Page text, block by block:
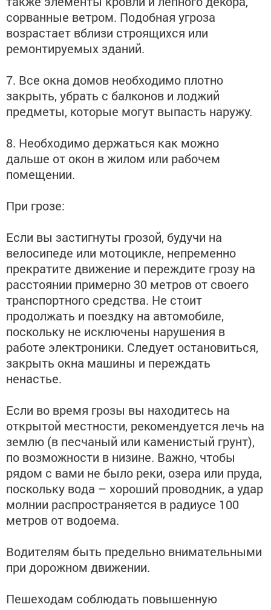
сорванные ветром. Подобная угроза
возрастает вблизи строящихся или
ремонтируемых зданий.
7. Все окна домов необходимо плотно
закрыть, убрать с балконов и лоджий
предметы, которые могут выпасть наружу.
8. Необходимо держаться как можно
дальше от окон в жилом или рабочем
помещении.
При грозе:
Если вы застигнуты грозой, будучи на
велосипеде или мотоцикле, непременно
прекратите движение и переждите грозу на
расстоянии примерно 30 метров от своего
транспортного средства. Не стоит
продолжать и поездку на автомобиле,
поскольку не исключены нарушения в
работе электроники. Следует остановиться,
закрыть окна машины и переждать
ненастье.
Если во время грозы вы находитесь на
открытой местности, рекомендуется лечь на
землю (в песчаный или каменистый грунт),
по возможности в низине. Важно, чтобы
рядом с вами не было реки, озера или пруда,
поскольку вода – хороший проводник, а удар
молнии распространяется в радиусе 100
метров от водоема.
Водителям быть предельно внимательными
при дорожном движении.
Пешеходам соблюдать повышенную